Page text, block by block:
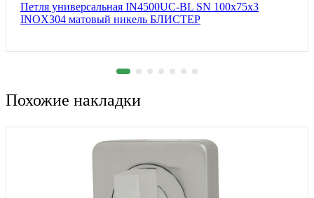
Петля универсальная IN4500UC-BL SN 100x75x3
INOX304 матовый никель БЛИСТЕР
Похожие накладки